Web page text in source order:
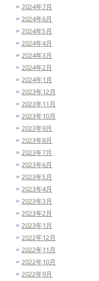
2024年7月
2024年6月
2024年5月
2024年4月
2024年3月
2024年2月
2024年1月
2023年12月
2023年11月
2023年10月
2023年9月
2023年8月
2023年7月
2023年6月
2023年5月
2023年4月
2023年3月
2023年2月
2023年1月
2022年12月
2022年11月
2022年10月
2022年9月